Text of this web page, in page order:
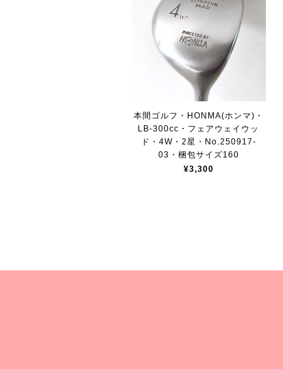
本間ゴルフ・HONMA(ホンマ)・
LB-300cc・フェアウェイウッ
ド・4W・2星・No.250917-
03・梱包サイズ160
¥3,300